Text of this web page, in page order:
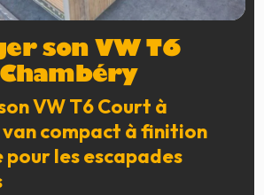
son VW T6
VW T6 Court à
van compact à finition
pour les escapades